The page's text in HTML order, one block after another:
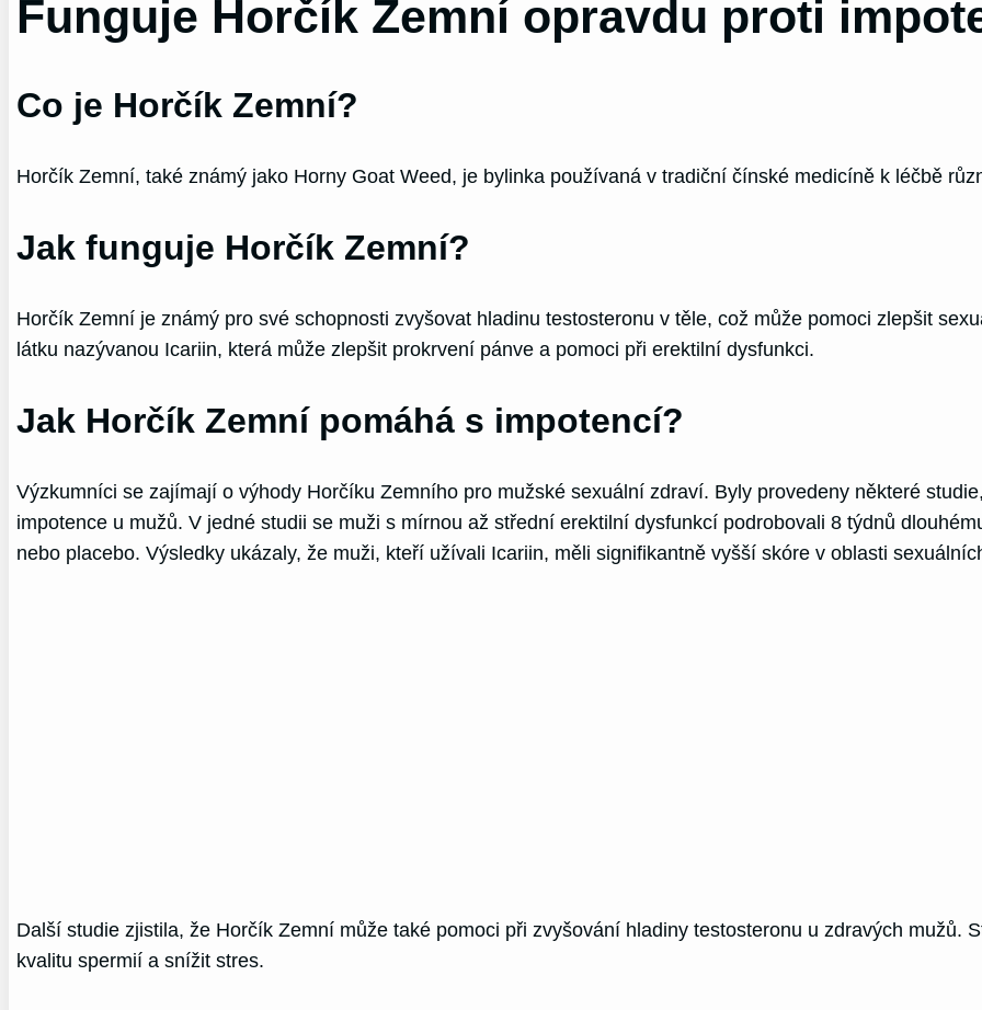
Funguje Horčík Zemní opravdu proti
Co je Horčík Zemní?
Horčík Zemní, také známý jako Horny Goat Weed, je bylinka používaná v tradiční čínské medicíně k léčbě
Jak funguje Horčík Zemní?
Horčík Zemní je známý pro své schopnosti zvyšovat hladinu testosteronu v těle, což může pomoci zlepšit
látku nazývanou Icariin, která může zlepšit prokrvení pánve a pomoci při erektilní dysfunkci.
Jak Horčík Zemní pomáhá s impotencí?
Výzkumníci se zajímají o výhody Horčíku Zemního pro mužské sexuální zdraví. Byly provedeny některé
impotence u mužů. V jedné studii se muži s mírnou až střední erektilní dysfunkcí podrobovali 8 týdnů
nebo placebo. Výsledky ukázaly, že muži, kteří užívali Icariin, měli signifikantně vyšší skóre v oblasti
Další studie zjistila, že Horčík Zemní může také pomoci při zvyšování hladiny testosteronu u zdravých mužů.
kvalitu spermií a snížit stres.